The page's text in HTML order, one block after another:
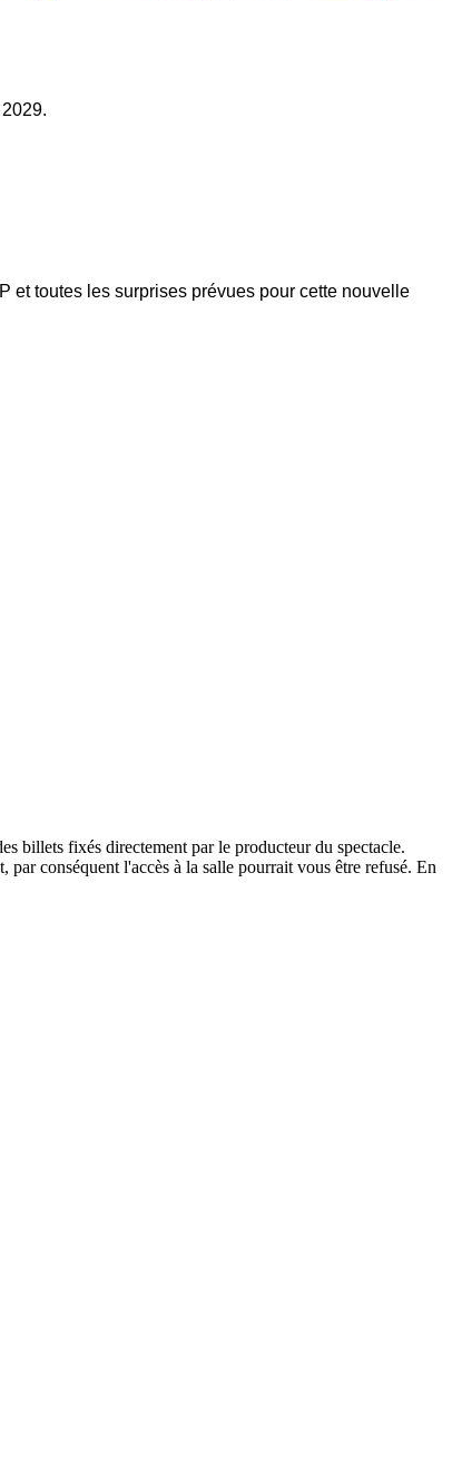
et toutes les surprises prévues pour cette nouvelle
billets fixés directement par le producteur du spectacle.
conséquent l'accès à la salle pourrait vous être refusé. En